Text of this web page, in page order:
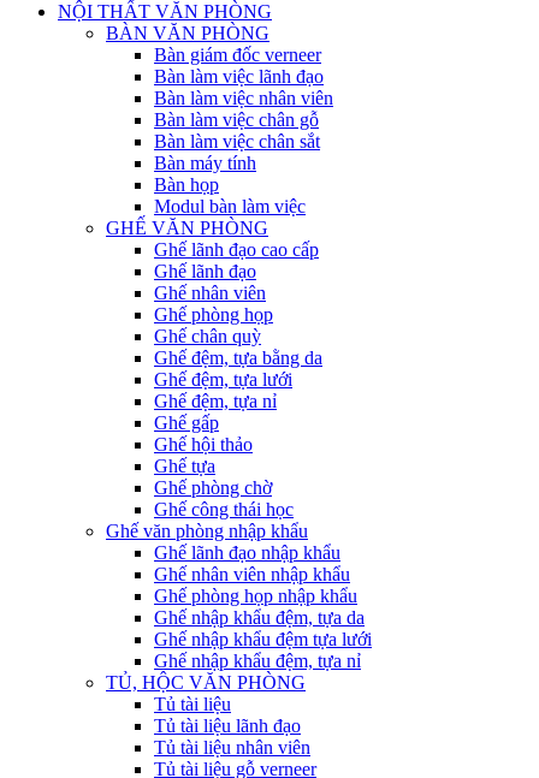
NỘI THẤT VĂN PHÒNG
BÀN VĂN PHÒNG
Bàn giám đốc verneer
Bàn làm việc lãnh đạo
Bàn làm việc nhân viên
Bàn làm việc chân gỗ
Bàn làm việc chân sắt
Bàn máy tính
Bàn họp
Modul bàn làm việc
GHẾ VĂN PHÒNG
Ghế lãnh đạo cao cấp
Ghế lãnh đạo
Ghế nhân viên
Ghế phòng họp
Ghế chân quỳ
Ghế đệm, tựa bằng da
Ghế đệm, tựa lưới
Ghế đệm, tựa nỉ
Ghế gấp
Ghế hội thảo
Ghế tựa
Ghế phòng chờ
Ghế công thái học
Ghế văn phòng nhập khẩu
Ghế lãnh đạo nhập khẩu
Ghế nhân viên nhập khẩu
Ghế phòng họp nhập khẩu
Ghế nhập khẩu đệm, tựa da
Ghế nhập khẩu đệm tựa lưới
Ghế nhập khẩu đệm, tựa nỉ
TỦ, HỘC VĂN PHÒNG
Tủ tài liệu
Tủ tài liệu lãnh đạo
Tủ tài liệu nhân viên
Tủ tài liệu gỗ verneer